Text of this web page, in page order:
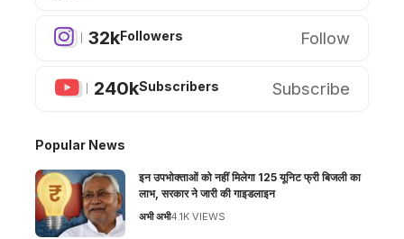
32kFollowers Follow
240kSubscribers Subscribe
Popular News
इन उपभोक्ताओं को नहीं मिलेगा 125 यूनिट फ्री बिजली का
लाभ, सरकार ने जारी की गाइडलाइन
अभी अभी4.1K VIEWS